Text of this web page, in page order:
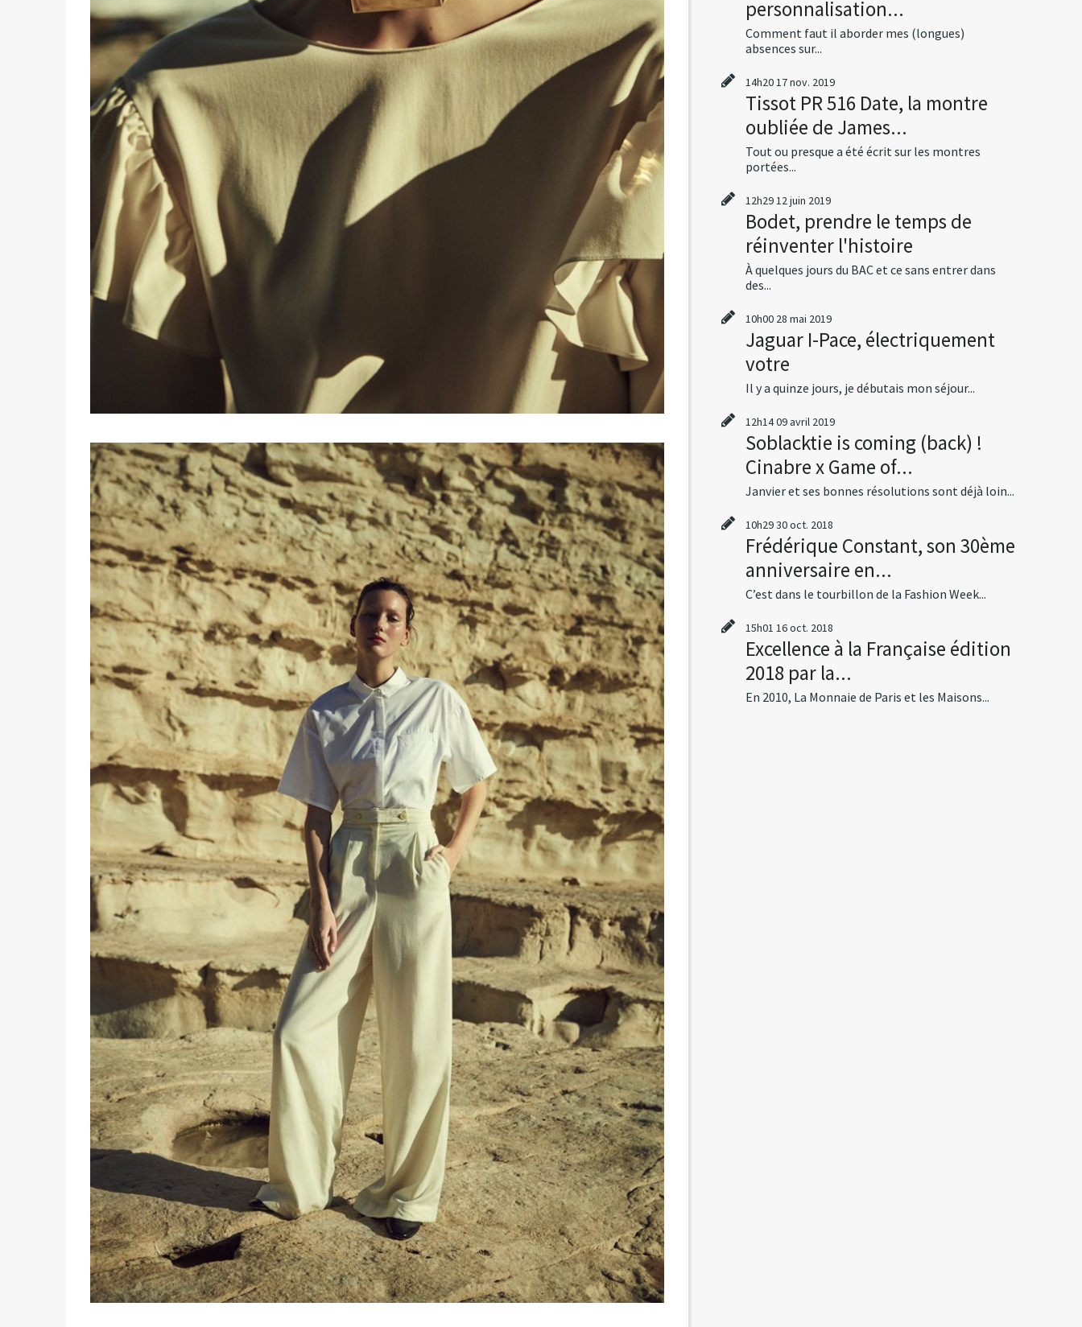
personnalisation...
Comment faut il aborder mes (longues)
absences sur...
14h2017nov. 2019
Tissot PR 516 Date, la montre
oubliée de James...
Tout ou presque a été écrit sur les montres
portées...
12h2912juin 2019
Bodet, prendre le temps de
réinventer l'histoire
À quelques jours du BAC et ce sans entrer dans
des...
10h00 28 mai 2019
Jaguar I-Pace, électriquement
votre
Il y a quinze jours, je débutais mon séjour...
12h1409avril 2019
Soblacktie is coming (back) !
Cinabre x Game of...
Janvier et ses bonnes résolutions sont déjà loin...
10h2930oct. 2018
Frédérique Constant, son 30ème
anniversaire en...
C’est dans le tourbillon de la Fashion Week...
15h01 16oct. 2018
Excellence à la Française édition
2018 par la...
En 2010, La Monnaie de Paris et les Maisons...